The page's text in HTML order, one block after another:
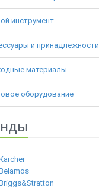
инструмент
и принадлежности
материалы
оборудование